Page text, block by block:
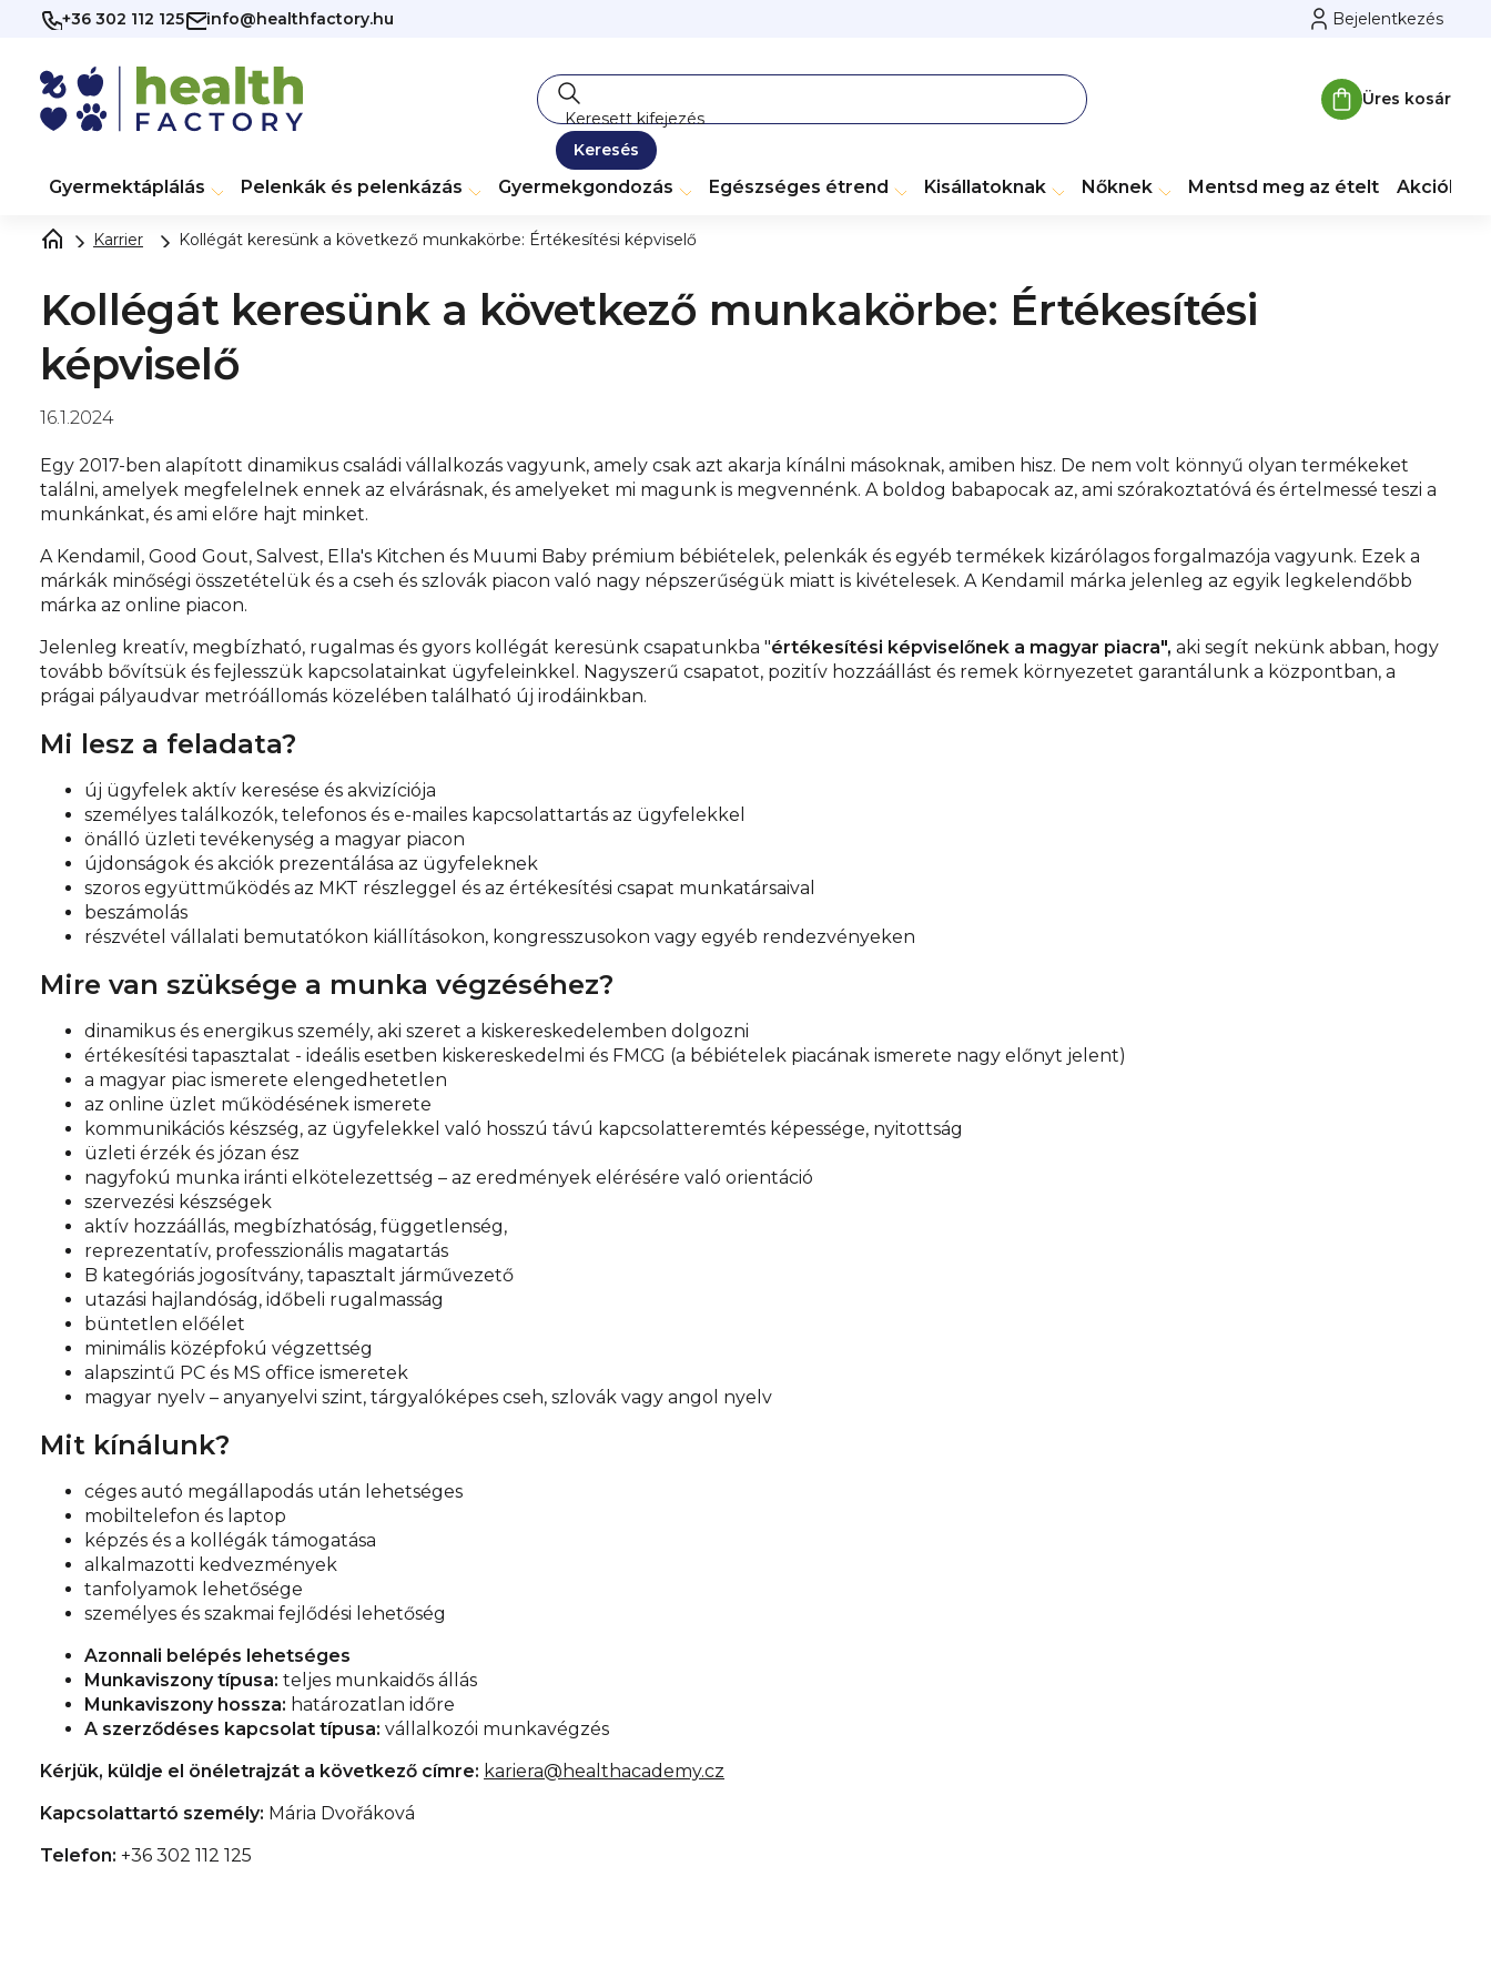
Ugrás
tartalomhoz
+36 302 112 125 info@healthfactory.hu Bejelentkezés
Keresés
Kosár
Üres kosár
Gyermektáplálás Pelenkák és pelenkázás Gyermekgondozás Egészséges étrend Kisállatoknak Nőknek Mentsd meg az ételt Akciók
Karrier Kollégát keresünk a következő munkakörbe: Értékesítési képviselő
Kollégát keresünk a következő munkakörbe: Értékesítési
képviselő
16.1.2024
Egy 2017-ben alapított dinamikus családi vállalkozás vagyunk, amely csak azt akarja kínálni másoknak, amiben hisz. De nem volt könnyű olyan termékeket
találni, amelyek megfelelnek ennek az elvárásnak, és amelyeket mi magunk is megvennénk. A boldog babapocak az, ami szórakoztatóvá és értelmessé teszi a
munkánkat, és ami előre hajt minket.
A Kendamil, Good Gout, Salvest, Ella's Kitchen és Muumi Baby prémium bébiételek, pelenkák és egyéb termékek kizárólagos forgalmazója vagyunk. Ezek a
márkák minőségi összetételük és a cseh és szlovák piacon való nagy népszerűségük miatt is kivételesek. A Kendamil márka jelenleg az egyik legkelendőbb
márka az online piacon.
Jelenleg kreatív, megbízható, rugalmas és gyors kollégát keresünk csapatunkba "értékesítési képviselőnek a magyar piacra", aki segít nekünk abban, hogy
tovább bővítsük és fejlesszük kapcsolatainkat ügyfeleinkkel. Nagyszerű csapatot, pozitív hozzáállást és remek környezetet garantálunk a központban, a
prágai pályaudvar metróállomás közelében található új irodáinkban.
Mi lesz a feladata?
új ügyfelek aktív keresése és akvizíciója
személyes találkozók, telefonos és e-mailes kapcsolattartás az ügyfelekkel
önálló üzleti tevékenység a magyar piacon
újdonságok és akciók prezentálása az ügyfeleknek
szoros együttműködés az MKT részleggel és az értékesítési csapat munkatársaival
beszámolás
részvétel vállalati bemutatókon kiállításokon, kongresszusokon vagy egyéb rendezvényeken
Mire van szüksége a munka végzéséhez?
dinamikus és energikus személy, aki szeret a kiskereskedelemben dolgozni
értékesítési tapasztalat - ideális esetben kiskereskedelmi és FMCG (a bébiételek piacának ismerete nagy előnyt jelent)
a magyar piac ismerete elengedhetetlen
az online üzlet működésének ismerete
kommunikációs készség, az ügyfelekkel való hosszú távú kapcsolatteremtés képessége, nyitottság
üzleti érzék és józan ész
nagyfokú munka iránti elkötelezettség – az eredmények elérésére való orientáció
szervezési készségek
aktív hozzáállás, megbízhatóság, függetlenség,
reprezentatív, professzionális magatartás
B kategóriás jogosítvány, tapasztalt járművezető
utazási hajlandóság, időbeli rugalmasság
büntetlen előélet
minimális középfokú végzettség
alapszintű PC és MS office ismeretek
magyar nyelv – anyanyelvi szint, tárgyalóképes cseh, szlovák vagy angol nyelv
Mit kínálunk?
céges autó megállapodás után lehetséges
mobiltelefon és laptop
képzés és a kollégák támogatása
alkalmazotti kedvezmények
tanfolyamok lehetősége
személyes és szakmai fejlődési lehetőség
Azonnali belépés lehetséges
Munkaviszony típusa: teljes munkaidős állás
Munkaviszony hossza: határozatlan időre
A szerződéses kapcsolat típusa: vállalkozói munkavégzés
Kérjük, küldje el önéletrajzát a következő címre: kariera@healthacademy.cz
Kapcsolattartó személy: Mária Dvořáková
Telefon: +36 302 112 125